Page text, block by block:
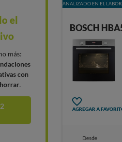
el
más:
con
.
ANALIZADO EN EL
BOSCH
AGREGAR A
Desde